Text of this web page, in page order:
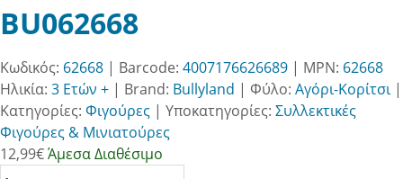
BU062668
Κωδικός: 62668 | Barcode: 4007176626689 | MPN: 62668
Ηλικία: 3 Ετών + | Brand: Bullyland | Φύλο: Αγόρι-Κορίτσι|
Κατηγορίες: Φιγούρες | Υποκατηγορίες: Συλλεκτικές
Φιγούρες & Μινιατούρες
12,99€Άμεσα Διαθέσιμο